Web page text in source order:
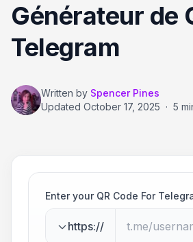
Générateur de
Telegram
Written by Spencer Pines
Updated October 17, 2025 · 5
Enter your QR Code For
https://